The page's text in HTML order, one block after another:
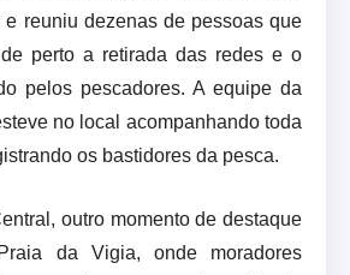
e reuniu dezenas de pessoas que
perto a retirada das redes e o
pelos pescadores. A equipe da
no local acompanhando toda
os bastidores da pesca.
outro momento de destaque
da Vigia, onde moradores